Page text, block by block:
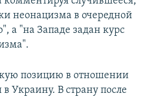
неонацизма в очередной
а "на Западе задан курс
позицию в отношении
Украину. В страну после